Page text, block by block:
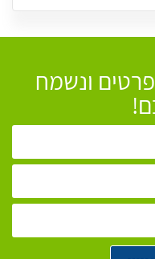
ונשמח